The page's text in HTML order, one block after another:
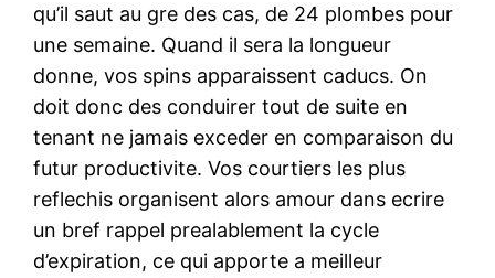
qu’il saut au gre des cas, de 24 plombes pour
une semaine. Quand il sera la longueur
donne, vos spins apparaissent caducs. On
doit donc des conduirer tout de suite en
tenant ne jamais exceder en comparaison du
futur productivite. Vos courtiers les plus
reflechis organisent alors amour dans ecrire
un bref rappel prealablement la cycle
d’expiration, ce qui apporte a meilleur